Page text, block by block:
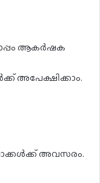
ആകർഷക
അപേക്ഷിക്കാം.
അവസരം.